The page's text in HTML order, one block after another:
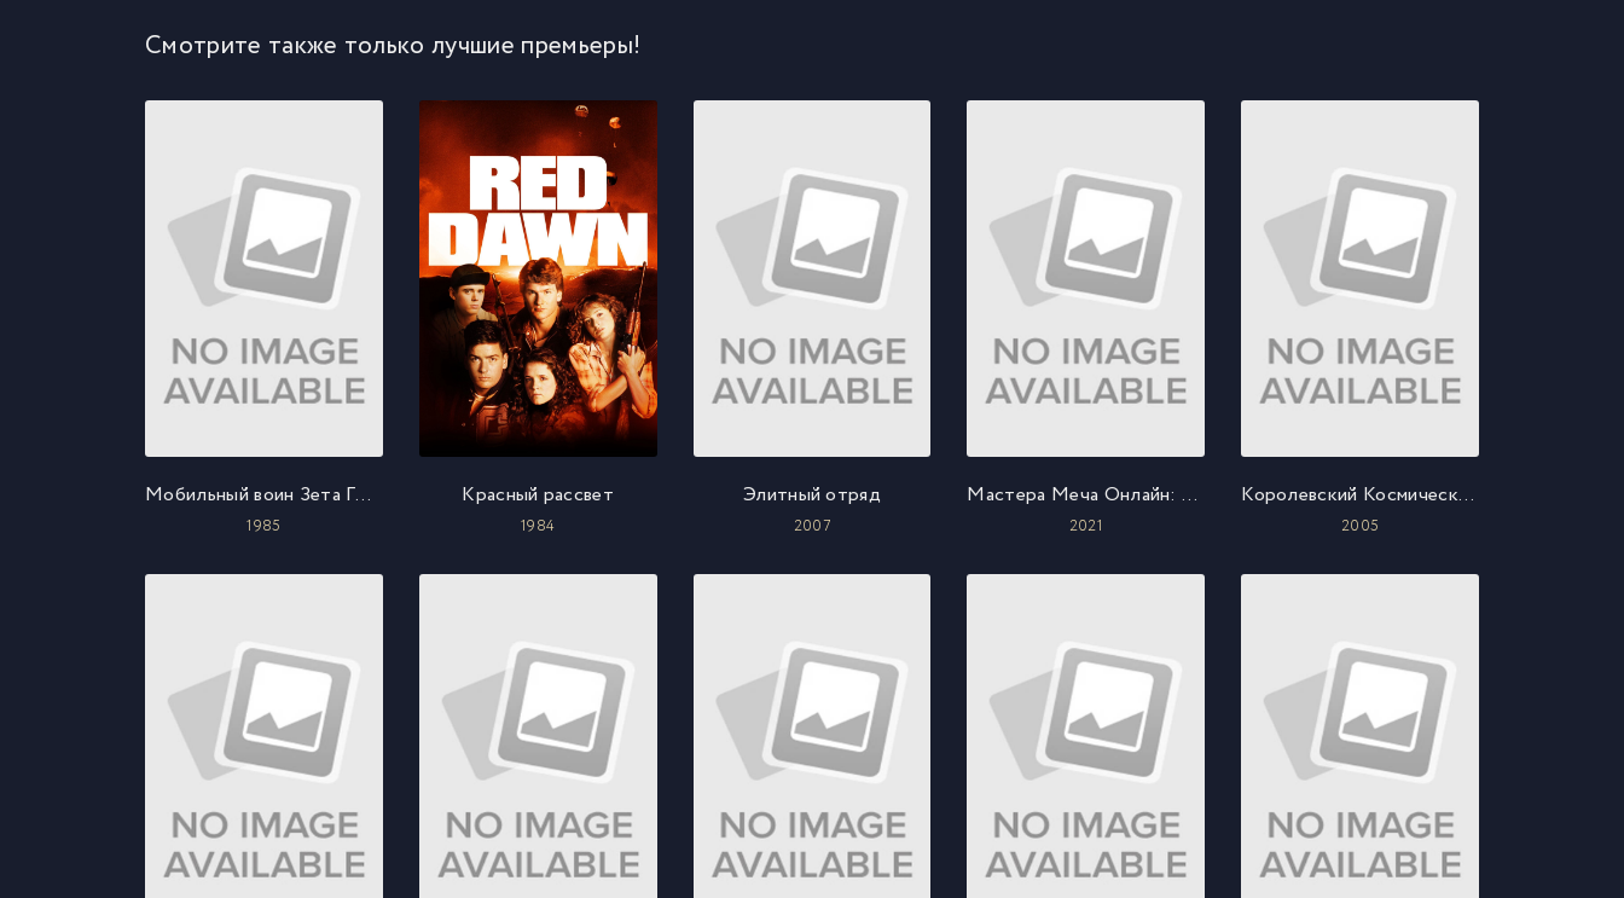
Смотрите также только лучшие премьеры!
Мобильный воин Зета ГАНДАМ
1985
Красный рассвет
1984
Элитный отряд
2007
Мастера Меча Онлайн: Прогрессив — Ария в беззвёздной ночи
2021
Королевский Космический Корпус: Крылья Хоннеамиз
2005